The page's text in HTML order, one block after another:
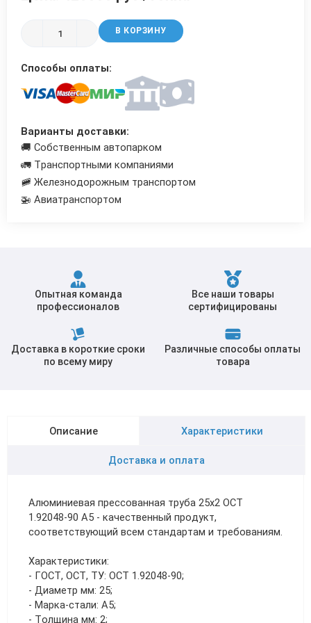
В КОРЗИНУ
Способы оплаты:
Варианты доставки:
🚚 Собственным автопарком
🚛 Транспортными компаниями
🚞 Железнодорожным транспортом
🚁 Авиатранспортом
Опытная команда
профессионалов
Все наши товары
сертифицированы
Доставка в короткие сроки
по всему миру
Различные способы оплаты
товара
Описание Характеристики
Доставка и оплата
Алюминиевая прессованная труба 25х2 ОСТ
1.92048-90 А5 - качественный продукт,
соответствующий всем стандартам и требованиям.
Характеристики:
- ГОСТ, ОСТ, ТУ: ОСТ 1.92048-90;
- Диаметр мм: 25;
- Марка-стали: А5;
- Толщина мм: 2;
Трубы в ВУС изоляции